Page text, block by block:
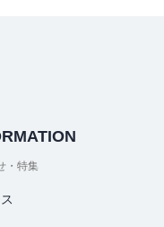
・特集